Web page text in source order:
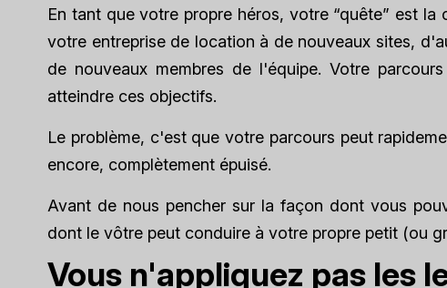
En tant que votre propre héros, votre “quête” est
votre entreprise de location à de nouveaux sites,
de nouveaux membres de l'équipe. Votre
atteindre ces objectifs.
Le problème, c'est que votre parcours peut
encore, complètement épuisé.
Avant de nous pencher sur la façon dont vous
dont le vôtre peut conduire à votre propre petit (ou
Vous n'appliquez pas les